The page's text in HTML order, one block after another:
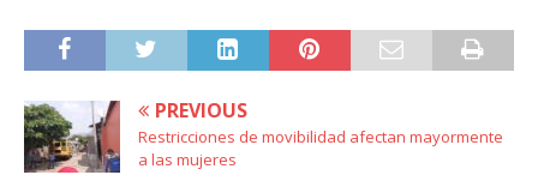
PREVIOUS
Restricciones de movibilidad afectan mayormente
a las mujeres